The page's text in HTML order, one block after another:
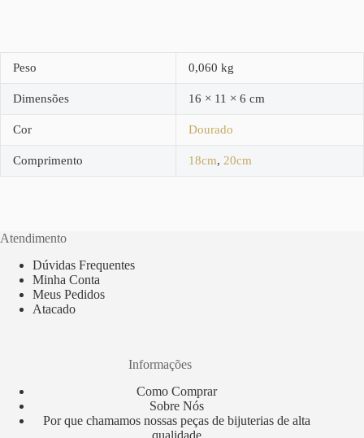
Peso 0,060 kg
Dimensões 16 × 11 × 6 cm
Cor Dourado
Comprimento 18cm, 20cm
Atendimento
Dúvidas Frequentes
Minha Conta
Meus Pedidos
Atacado
Informações
Como Comprar
Sobre Nós
Por que chamamos nossas peças de bijuterias de alta
qualidade